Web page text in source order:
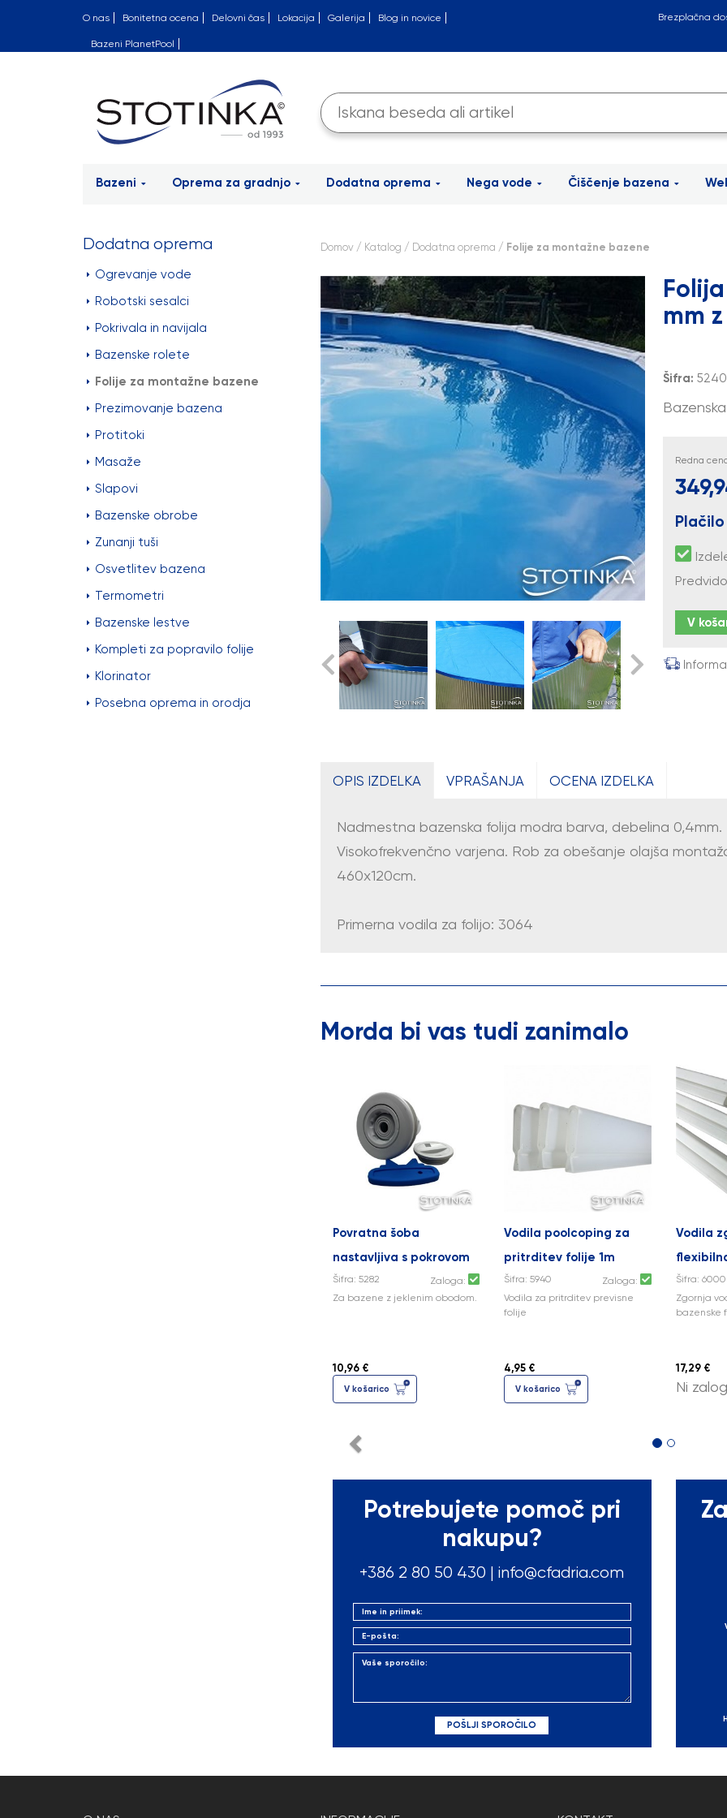
O nas Bonitetna ocena Delovni čas Lokacija Galerija Blog in novice
Bazeni PlanetPool
Brezplačna
Bazeni Oprema za gradnjo Dodatna oprema Nega vode Čiščenje bazena
Dodatna oprema
Ogrevanje vode
Robotski sesalci
Pokrivala in navijala
Bazenske rolete
Folije za montažne bazene
Prezimovanje bazena
Protitoki
Masaže
Slapovi
Bazenske obrobe
Zunanji tuši
Osvetlitev bazena
Termometri
Bazenske lestve
Kompleti za popravilo folije
Klorinator
Posebna oprema in orodja
Domov/ Katalog / Dodatna oprema / Folije za montažne bazene
mm
Šifra: 5240
Redna
V
OPIS IZDELKA VPRAŠANJA OCENA IZDELKA
Nadmestna bazenska folija modra barva, debelina 0,4mm.
Visokofrekvenčno varjena. Rob za obešanje olajša
460x120cm.
Primerna vodila za folijo: 3064
Morda bi vas tudi zanimalo
Povratna šoba
nastavljiva s pokrovom
Šifra: 5282
Zaloga:
Za bazene z jeklenim obodom.
10,96 €
V košarico
Vodila poolcoping za
pritrditev folije 1m
Šifra: 5940
Zaloga:
Vodila za pritrditev previsne
folije
4,95 €
V košarico
Vodila
Šifra: 6000
Zgornja
bazenske
17,29 €
Ni
Potrebujete pomoč pri
nakupu?
+386 2 80 50 430 |info@cfadria.com